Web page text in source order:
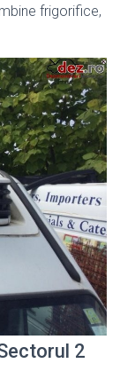
frigorifice,
2